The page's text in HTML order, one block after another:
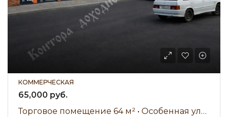
КОММЕРЧЕСКАЯ
65,000 руб.
Торговое помещение 64 м² • Особенная улица • Аренда 65 000 ₽/мес